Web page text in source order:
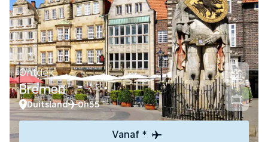
Ontdek
Bremen
Duitsland 0h55
Vanaf *